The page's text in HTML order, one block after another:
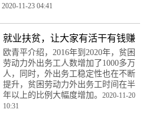
2020-11-23 04:41
就业扶贫，让大家有活干有钱赚
欧青平介绍，2016年到2020年，贫困
劳动力外出务工人数增加了1000多万
人，同时，外出务工稳定性也在不断
提升，贫困劳动力外出务工时间在半
年以上的比例大幅度增加。 2020-11-20
10:31